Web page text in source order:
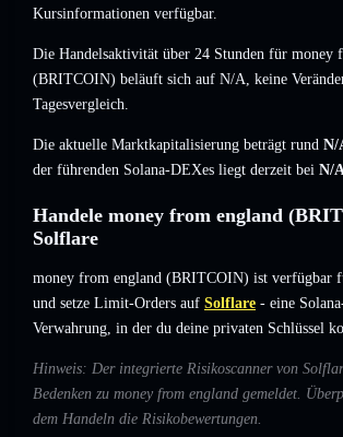
Kursinformationen verfügbar.
Die Handelsaktivität über 24 Stunden für money
(BRITCOIN) beläuft sich auf N/A, keine
Tagesvergleich.
Die aktuelle Marktkapitalisierung beträgt rund N/
der führenden Solana-DEXes liegt derzeit bei N/
Handele money from england
Solflare
money from england (BRITCOIN) ist verfügbar
und setze Limit-Orders auf Solflare - eine
Verwahrung, in der du deine privaten Schlüssel
Hinweis: Der integrierte Risikoscanner von
Bedenken zu money from england gemeldet.
dem Handeln die Risikobewertungen.